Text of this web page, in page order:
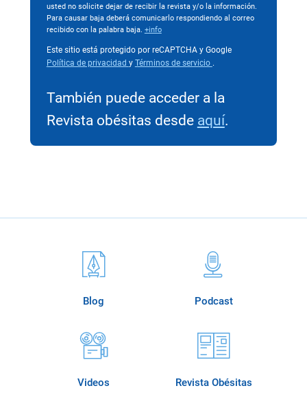
usted no solicite dejar de recibir la revista y/o la información.
Para causar baja deberá comunicarlo respondiendo al correo
recibido con la palabra baja. +info
Este sitio está protegido por reCAPTCHA y Google
Política de privacidad y Términos de servicio .
También puede acceder a la
Revista obésitas desde aquí.
Blog Podcast
Videos Revista Obésitas